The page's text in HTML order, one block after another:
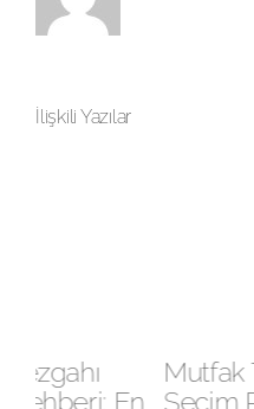
İlişkili Yazılar
Mutfak Tezgahı
Seçim Rehberi: En